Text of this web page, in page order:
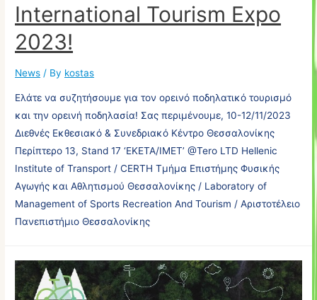
International Tourism Expo
2023!
News / By kostas
Ελάτε να συζητήσουμε για τον ορεινό ποδηλατικό τουρισμό
και την ορεινή ποδηλασία! Σας περιμένουμε, 10-12/11/2023
Διεθνές Εκθεσιακό & Συνεδριακό Κέντρο Θεσσαλονίκης
Περίπτερο 13, Stand 17 ‘EKETA/IMET’ @Tero LTD Hellenic
Institute of Transport / CERTH Τμήμα Επιστήμης Φυσικής
Αγωγής και Αθλητισμού Θεσσαλονίκης / Laboratory of
Management of Sports Recreation And Tourism / Αριστοτέλειο
Πανεπιστήμιο Θεσσαλονίκης